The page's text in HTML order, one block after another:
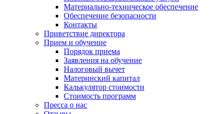
Материально-техническое обеспечение
Обеспечение безопасности
Контакты
Приветствие директора
Прием и обучение
Порядок приема
Заявления на обучение
Налоговый вычет
Материнский капитал
Калькулятор стоимости
Стоимость программ
Пресса о нас